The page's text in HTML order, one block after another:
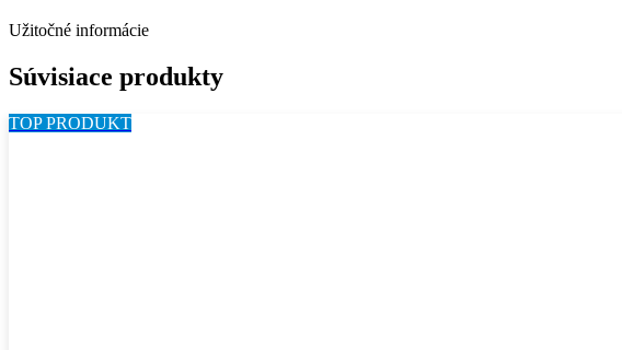
Užitočné informácie
Súvisiace produkty
TOP PRODUKT